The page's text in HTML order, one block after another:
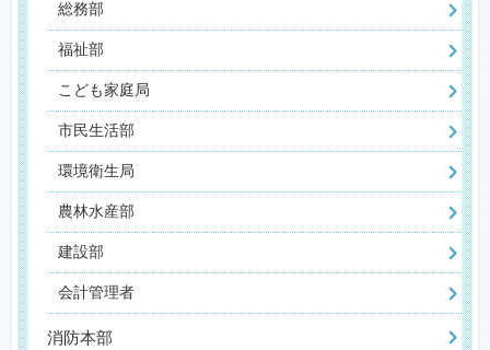
総務部
福祉部
こども家庭局
市民生活部
環境衛生局
農林水産部
建設部
会計管理者
消防本部